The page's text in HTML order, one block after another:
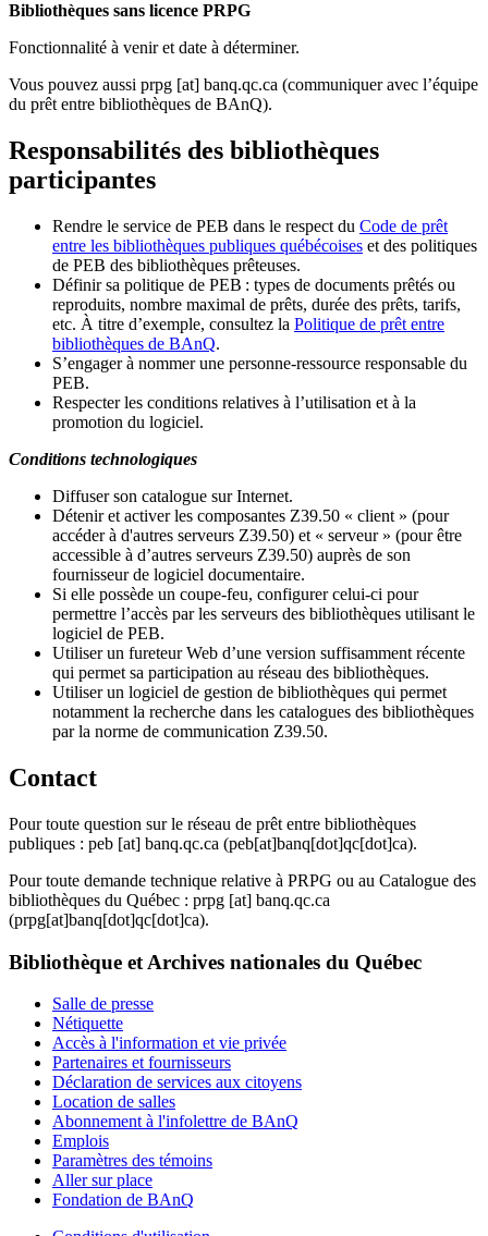
Bibliothèques sans licence PRPG
Fonctionnalité à venir et date à déterminer.
Vous pouvez aussi prpg [at] banq.qc.ca (communiquer avec l’équipe
du prêt entre bibliothèques de BAnQ).
Responsabilités des bibliothèques
participantes
Rendre le service de PEB dans le respect du Code de prêt
entre les bibliothèques publiques québécoises et des politiques
de PEB des bibliothèques prêteuses.
Définir sa politique de PEB : types de documents prêtés ou
reproduits, nombre maximal de prêts, durée des prêts, tarifs,
etc. À titre d’exemple, consultez la Politique de prêt entre
bibliothèques de BAnQ.
S’engager à nommer une personne-ressource responsable du
PEB.
Respecter les conditions relatives à l’utilisation et à la
promotion du logiciel.
Conditions technologiques
Diffuser son catalogue sur Internet.
Détenir et activer les composantes Z39.50 « client » (pour
accéder à d'autres serveurs Z39.50) et « serveur » (pour être
accessible à d’autres serveurs Z39.50) auprès de son
fournisseur de logiciel documentaire.
Si elle possède un coupe-feu, configurer celui-ci pour
permettre l’accès par les serveurs des bibliothèques utilisant le
logiciel de PEB.
Utiliser un fureteur Web d’une version suffisamment récente
qui permet sa participation au réseau des bibliothèques.
Utiliser un logiciel de gestion de bibliothèques qui permet
notamment la recherche dans les catalogues des bibliothèques
par la norme de communication Z39.50.
Contact
Pour toute question sur le réseau de prêt entre bibliothèques
publiques : peb [at] banq.qc.ca (peb[at]banq[dot]qc[dot]ca).
Pour toute demande technique relative à PRPG ou au Catalogue des
bibliothèques du Québec : prpg [at] banq.qc.ca
(prpg[at]banq[dot]qc[dot]ca).
Bibliothèque et Archives nationales du Québec
Salle de presse
Nétiquette
Accès à l'information et vie privée
Partenaires et fournisseurs
Déclaration de services aux citoyens
Location de salles
Abonnement à l'infolettre de BAnQ
Emplois
Paramètres des témoins
Aller sur place
Fondation de BAnQ